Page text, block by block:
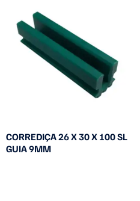
CORREDIÇA 26 X 30 X 100 SL
GUIA 9MM